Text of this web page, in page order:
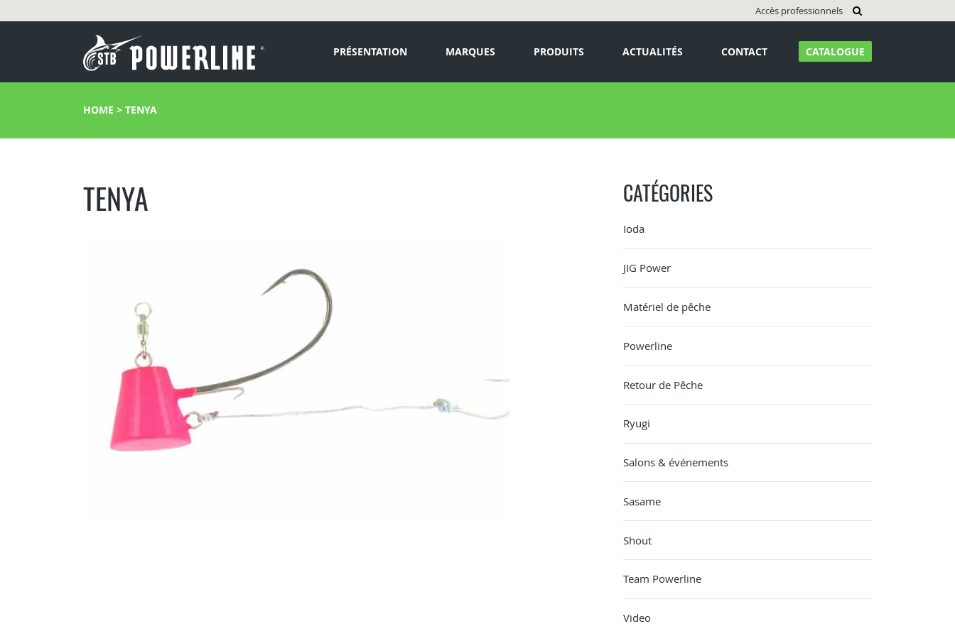
Accès professionnels
PRÉSENTATION MARQUES PRODUITS ACTUALITÉS CONTACT CATALOGUE
HOME > TENYA
TENYA CATÉGORIES
Ioda
JIG Power
Matériel de pêche
Powerline
Retour de Pêche
Ryugi
Salons & événements
Sasame
Shout
Team Powerline
Video